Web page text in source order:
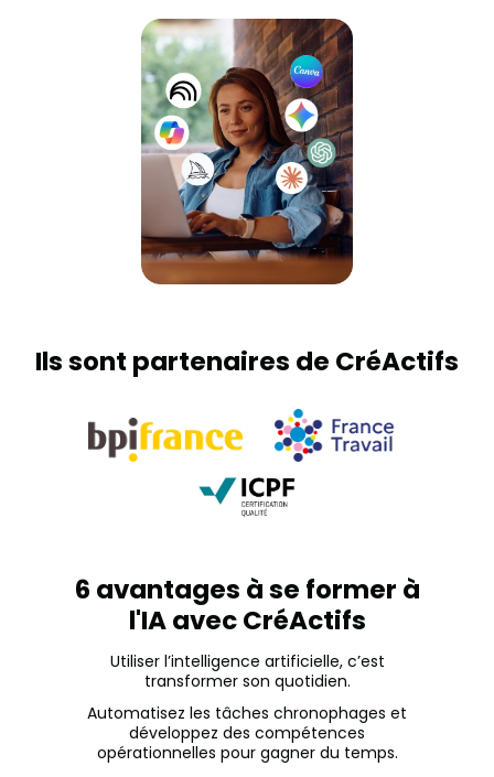
6 avantages à se former à
l'IA avec CréActifs
Utiliser l’intelligence artificielle, c’est
transformer son quotidien.
Automatisez les tâches chronophages et
développez des compétences
opérationnelles pour gagner du temps.
Ils sont partenaires de CréActifs